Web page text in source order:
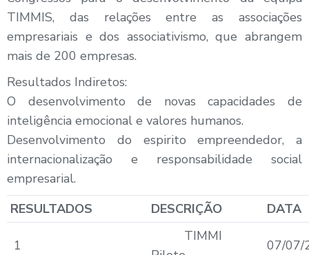
TIMMIS, das relações entre as associações
empresariais e dos associativismo, que abrangem
mais de 200 empresas.
Resultados Indiretos:
O desenvolvimento de novas capacidades de
inteligência emocional e valores humanos.
Desenvolvimento do espirito empreendedor, a
internacionalização e responsabilidade social
empresarial.
RESULTADOS
DESCRIÇÃO DATA
1
TIMMI
07/07/